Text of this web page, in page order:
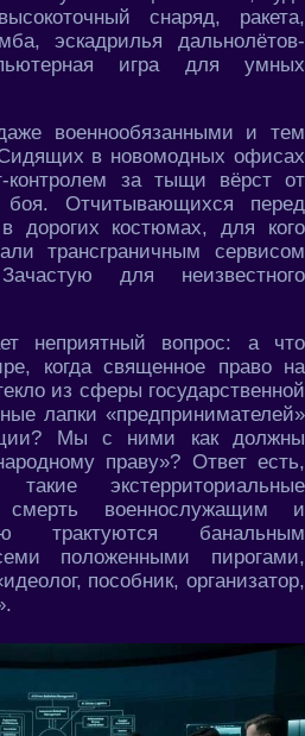
снаряд, ракета,
эскадрилья дальнолётов-
игра для умных
военнообязанными и тем
в новомодных офисах
за тыщи вёрст от
Отчитывающихся перед
костюмах, для кого
трансграничным сервисом
для неизвестного
неприятный вопрос: а что
когда священное право на
из сферы государственной
лапки «предпринимателей»
Мы с ними как должны
праву»? Ответ есть,
экстерриториальные
военнослужащим и
трактуются банальным
положенными пирогами,
пособник, организатор,